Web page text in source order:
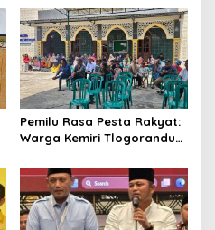
Pemilu Rasa Pesta Rakyat:
Warga Kemiri Tlogorandu
Demokratis, Rebutan Door
Prize Menarik!